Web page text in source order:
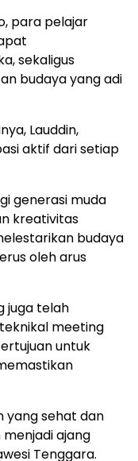
para pelajar
sekaligus
budaya yang adi
Lauddin,
aktif dari setiap
generasi muda
kreativitas
budaya
oleh arus
juga telah
meeting
untuk
yang sehat dan
ajang
Tenggara.